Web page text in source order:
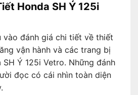
Honda SH Ý 125i
vào đánh giá chi tiết về thiết
vận hành và các trang bị
Ý 125i Vetro. Những đánh
đọc có cái nhìn toàn diện